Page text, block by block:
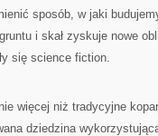
sposób, w jaki
i skał zyskuje nowe
się science fiction.
więcej niż tradycyjne
dziedzina